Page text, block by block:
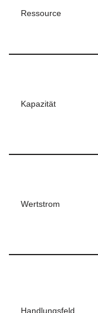
Ressource
Kapazität
Wertstrom
Handlungsfeld